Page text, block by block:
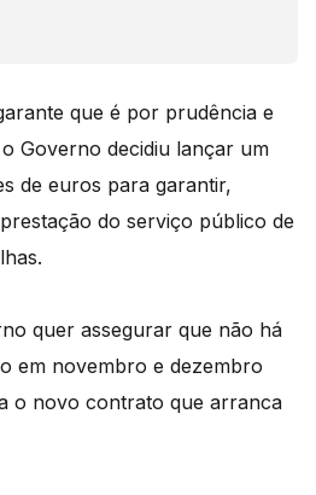
que é por prudência e
Governo decidiu lançar um
de euros para garantir,
do serviço público de
quer assegurar que não há
em novembro e dezembro
o novo contrato que arranca